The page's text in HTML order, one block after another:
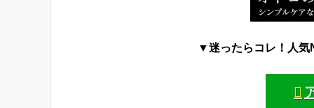
▼迷ったらコレ！人